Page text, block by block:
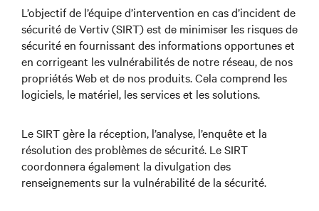
L’objectif de l’équipe d’intervention en cas d’incident de
sécurité de Vertiv (SIRT) est de minimiser les risques de
sécurité en fournissant des informations opportunes et
en corrigeant les vulnérabilités de notre réseau, de nos
propriétés Web et de nos produits. Cela comprend les
logiciels, le matériel, les services et les solutions.
Le SIRT gère la réception, l’analyse, l’enquête et la
résolution des problèmes de sécurité. Le SIRT
coordonnera également la divulgation des
renseignements sur la vulnérabilité de la sécurité.